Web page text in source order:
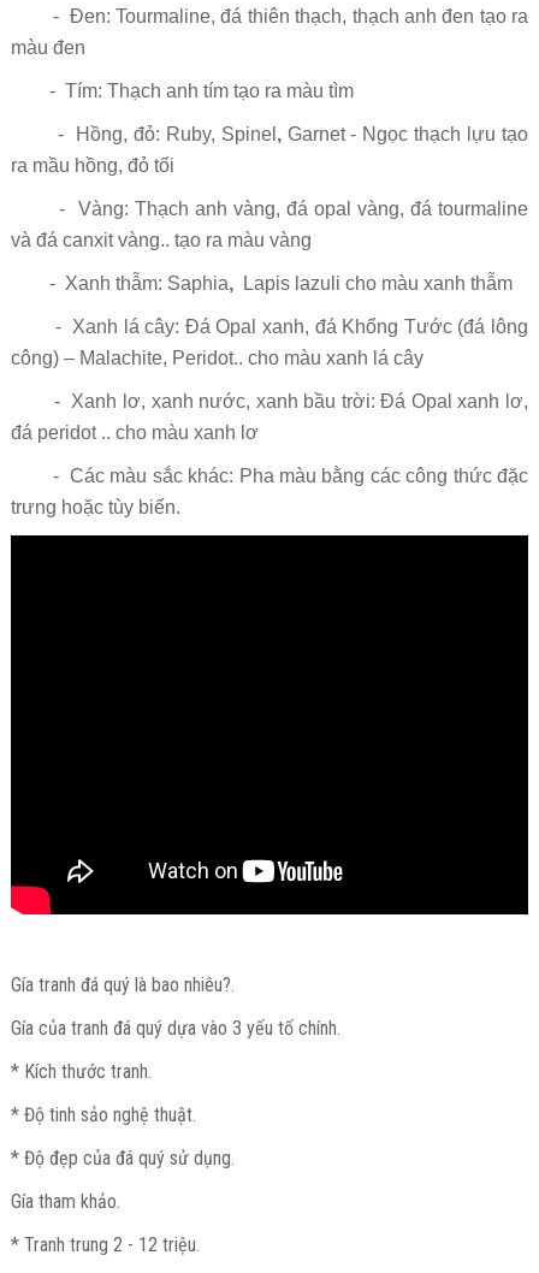
- Đen: Tourmaline, đá thiên thạch, thạch anh đen tạo ra
màu đen
- Tím: Thạch anh tím tạo ra màu tìm
- Hồng, đỏ: Ruby, Spinel , Garnet - Ngọc thạch lựu tạo
ra mầu hồng, đỏ tối
- Vàng: Thạch anh vàng, đá opal vàng, đá tourmaline
và đá canxit vàng.. tạo ra màu vàng
- Xanh thẫm: Saphia, Lapis lazuli cho màu xanh thẫm
- Xanh lá cây: Đá Opal xanh, đá Khổng Tước (đá lông
công) – Malachite, Peridot.. cho màu xanh lá cây
- Xanh lơ, xanh nước, xanh bầu trời: Đá Opal xanh lơ,
đá peridot .. cho màu xanh lơ
- Các màu sắc khác: Pha màu bằng các công thức đặc
trưng hoặc tùy biến.
Gía tranh đá quý là bao nhiêu?.
Gía của tranh đá quý dựa vào 3 yếu tố chính.
* Kích thước tranh.
* Độ tinh sảo nghệ thuật.
* Độ đẹp của đá quý sử dụng.
Gía tham khảo.
* Tranh trung 2 - 12 triệu.